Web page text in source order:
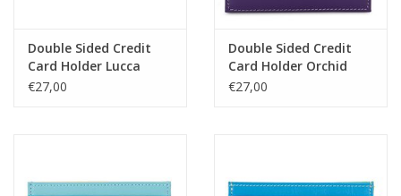
Double Sided Credit
Card Holder Lucca
€27,00
Double Sided Credit
Card Holder Orchid
€27,00